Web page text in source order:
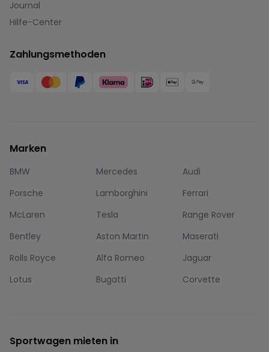
Journal
Hilfe-Center
Zahlungsmethoden
Marken
BMW Mercedes
Audi
Porsche
Lamborghini
Ferrari
McLaren
Tesla
Range Rover
Bentley
Aston Martin
Maserati
Rolls Royce
Alfa Romeo
Jaguar
Lotus
Bugatti Corvette
Sportwagen mieten in